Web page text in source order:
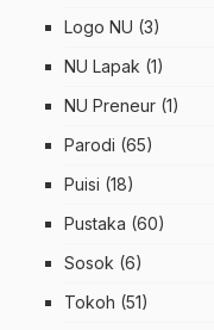
Logo NU (3)
NU Lapak (1)
NU Preneur (1)
Parodi (65)
Puisi (18)
Pustaka (60)
Sosok (6)
Tokoh (51)